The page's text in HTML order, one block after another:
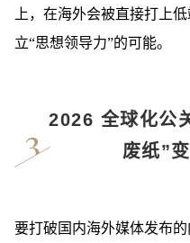
上，在海外会被直接打上
立“思想领导力”的可能。
2026 全球化公
废纸”
要打破国内海外媒体发布